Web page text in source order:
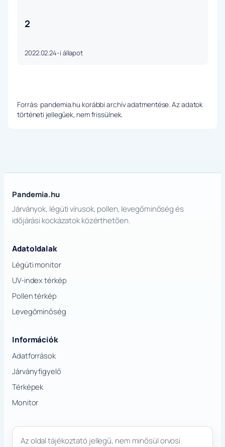
2
2022.02.24-i állapot
Forrás: pandemia.hu korábbi archív adatmentése. Az adatok
történeti jellegűek, nem frissülnek.
Pandemia.hu
Járványok, légúti vírusok, pollen, levegőminőség és
időjárási kockázatok közérthetően.
Adatoldalak
Légúti monitor
UV-index térkép
Pollen térkép
Levegőminőség
Információk
Adatforrások
Járványfigyelő
Térképek
Monitor
Az oldal tájékoztató jellegű, nem minősül orvosi